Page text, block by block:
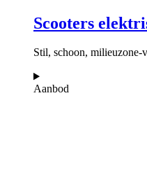
Scooters
Stil, schoon,
Aanbod